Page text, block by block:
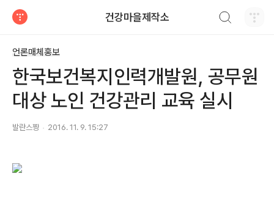
건강마을제작소
언론매체홍보
한국보건복지인력개발원, 공무원
대상 노인 건강관리 교육 실시
발란스짱 2016. 11. 9. 15:27